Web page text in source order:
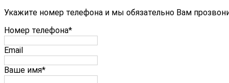
Укажите номер телефона и мы обязательно Вам
Номер телефона*
Email
Ваше имя*